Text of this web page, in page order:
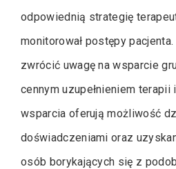
odpowiednią strategię
monitorował postępy
zwrócić uwagę na wsparcie
cennym uzupełnieniem terapii
wsparcia oferują możliwość
doświadczeniami oraz
osób borykających się z